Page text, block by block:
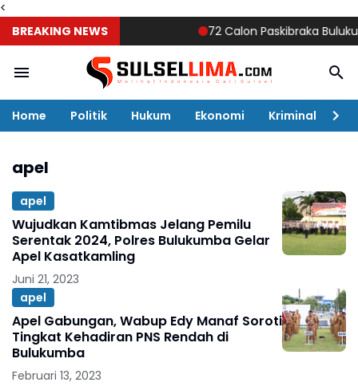
<
BREAKING NEWS
72 Calon Paskibraka
Home Politik Hukum Ekonomi Kriminal
apel
apel
Wujudkan Kamtibmas Jelang Pemilu
Serentak 2024, Polres Bulukumba Gelar
Apel Kasatkamling
Juni 21, 2023
apel
Apel Gabungan, Wabup Edy Manaf Soroti
Tingkat Kehadiran PNS Rendah di
Bulukumba
Februari 13, 2023